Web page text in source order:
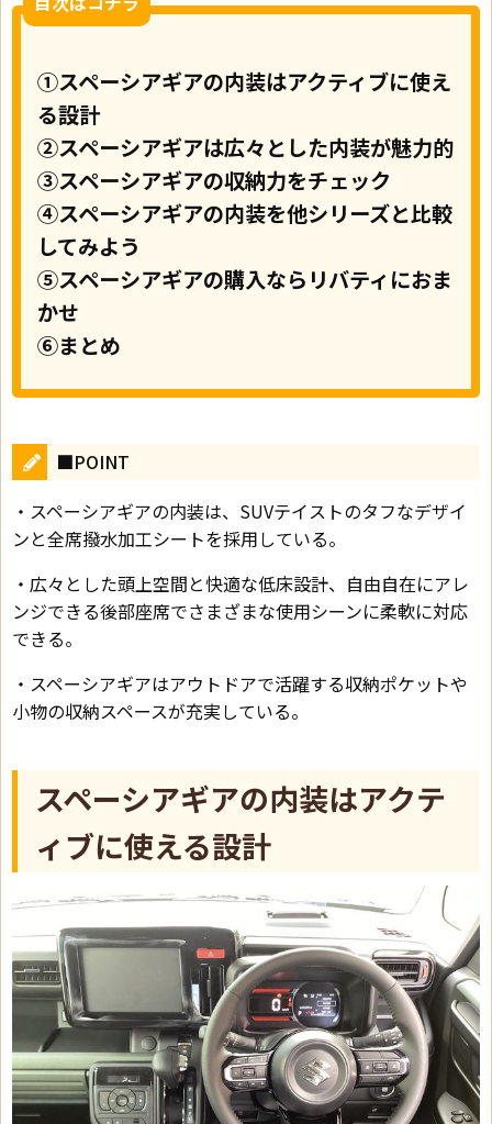
①スペーシアギアの内装はアクティブに使え
る設計
②スペーシアギアは広々とした内装が魅力的
③スペーシアギアの収納力をチェック
④スペーシアギアの内装を他シリーズと比較
してみよう
⑤スペーシアギアの購入ならリバティにおま
かせ
⑥まとめ
■POINT
・スペーシアギアの内装は、SUVテイストのタフなデザイ
ンと全席撥水加工シートを採用している。
・広々とした頭上空間と快適な低床設計、自由自在にアレ
ンジできる後部座席でさまざまな使用シーンに柔軟に対応
できる。
・スペーシアギアはアウトドアで活躍する収納ポケットや
小物の収納スペースが充実している。
スペーシアギアの内装はアクテ
ィブに使える設計